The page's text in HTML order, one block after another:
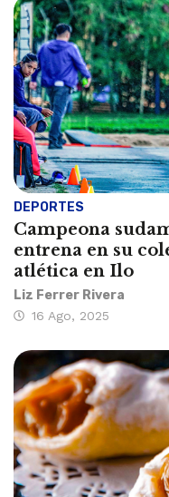
DEPORTES
Campeona
entrena en su
atlética en Ilo
Liz Ferrer Rivera
16 Ago, 2025